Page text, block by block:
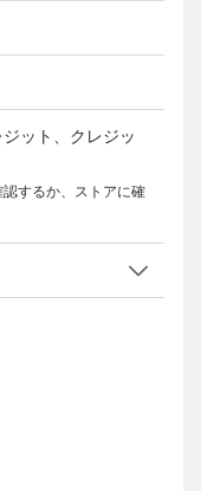
ット、クレジッ
するか、ストアに確